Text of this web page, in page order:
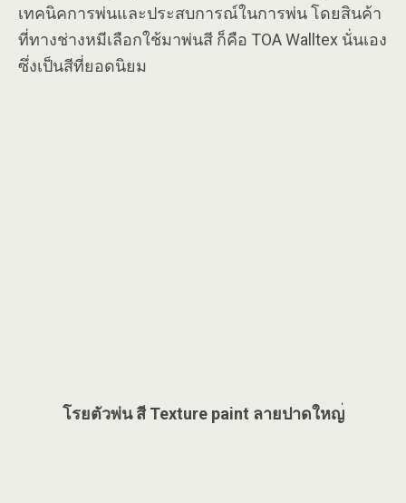
เทคนิคการพ่นและประสบการณ์ในการพ่น โดยสินค้า
ที่ทางช่างหมีเลือกใช้มาพ่นสี ก็คือ TOA Walltex นั่นเอง
ซึ่งเป็นสีที่ยอดนิยม
โรยตัวพ่น สี Texture paint ลายปาดใหญ